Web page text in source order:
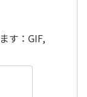
す：GIF,